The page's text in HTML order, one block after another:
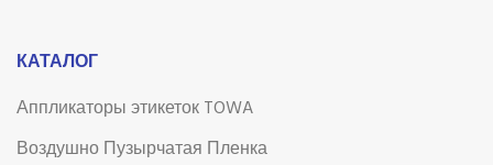
КАТАЛОГ
Аппликаторы этикеток TOWA
Воздушно Пузырчатая Пленка